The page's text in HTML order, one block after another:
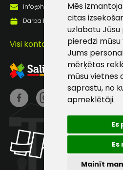
Mēs
citas
uzlabotu
pieredzi
Jums
mērķētas
mūsu vietnes
saprastu, no
apmeklētāji.
Mainīt
info@hards.lv
Darba laiks: Darbadienās: 8:00 -
Visi kontakti